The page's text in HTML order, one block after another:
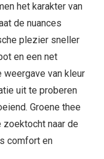
het karakter van
de nuances
plezier sneller
en een net
weergave van kleur
uit te proberen
Groene thee
zoektocht naar de
comfort en